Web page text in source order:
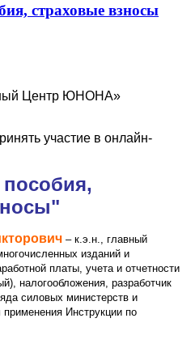
страховые взносы
Центр ЮНОНА»
участие в онлайн-
– к.э.н., главный
изданий и
платы, учета и отчетности
налогообложения, разработчик
силовых министерств и
Инструкции по